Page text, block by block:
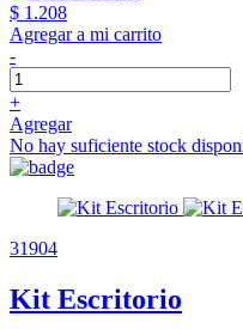
$ 1.208
Agregar a mi carrito
-
+
Agregar
No hay suficiente stock
31904
Kit Escritorio